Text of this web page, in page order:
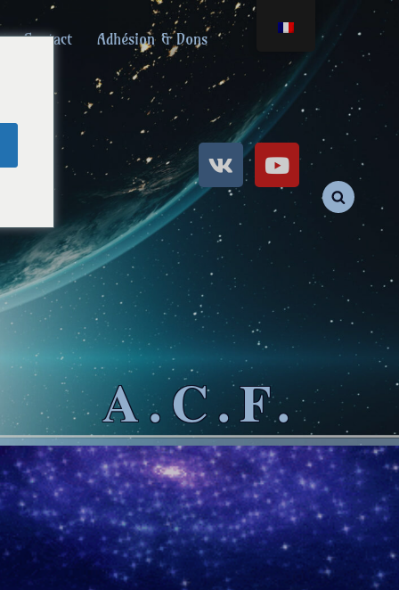
Contact Adhésion & Dons
A.C.F.